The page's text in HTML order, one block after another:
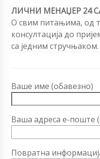
ЛИЧНИ МЕНАЏЕР 24
О свим питањима, од
консултација до
са једним стручњаком.
Ваше име (обавезно)
Ваша адреса е-поште
Повратна